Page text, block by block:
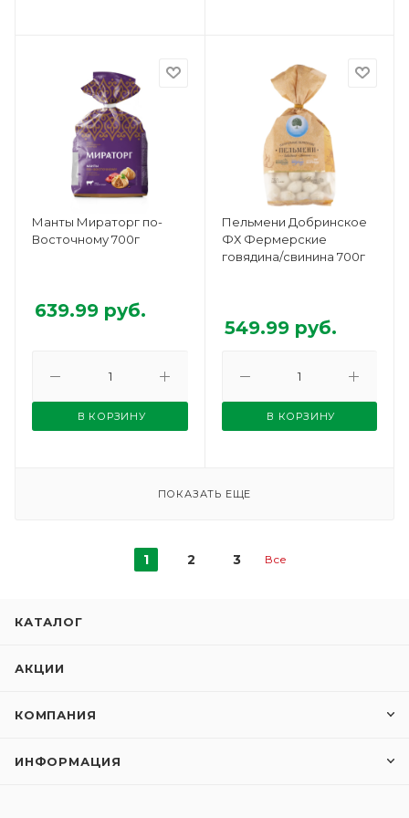
Манты Мираторг по-
Восточному 700г
639.99 руб.
В КОРЗИНУ
Пельмени Добринское
ФХ Фермерские
говядина/свинина 700г
549.99руб.
В КОРЗИНУ
ПОКАЗАТЬ ЕЩЕ
1 2 3 Все
КАТАЛОГ
АКЦИИ
КОМПАНИЯ
ИНФОРМАЦИЯ